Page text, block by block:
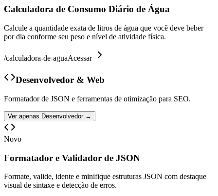
Calculadora de Consumo Diário de Água
Calcule a quantidade exata de litros de água que você deve beber
por dia conforme seu peso e nível de atividade física.
/calculadora-de-aguaAcessar
Desenvolvedor & Web
Formatador de JSON e ferramentas de otimização para SEO.
Ver apenas Desenvolvedor→
Novo
Formatador e Validador de JSON
Formate, valide, idente e minifique estruturas JSON com destaque
visual de sintaxe e detecção de erros.